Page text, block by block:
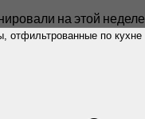
на этой неделе
отфильтрованные по кухне